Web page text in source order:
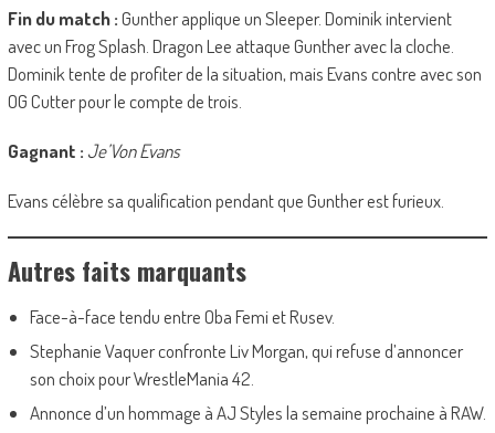
Fin du match :Gunther applique un Sleeper. Dominik intervient
avec un Frog Splash. Dragon Lee attaque Gunther avec la cloche.
Dominik tente de profiter de la situation, mais Evans contre avec son
OG Cutter pour le compte de trois.
Gagnant : Je’Von Evans
Evans célèbre sa qualification pendant que Gunther est furieux.
Autres faits marquants
Face-à-face tendu entre Oba Femi et Rusev.
Stephanie Vaquer confronte Liv Morgan, qui refuse d’annoncer
son choix pour WrestleMania 42.
Annonce d’un hommage à AJ Styles la semaine prochaine à RAW.